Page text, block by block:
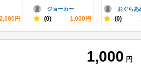
2,000円
ジョーカー
- (0) 1,000円
おぐらあ
- (0)
1,000 円